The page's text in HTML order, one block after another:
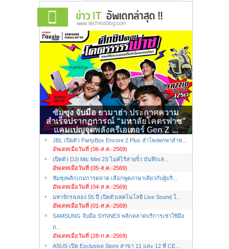
ซัมซุง จับมือ ยามาฮ่า ประกาศความ
สำเร็จปรากฏการณ์ “มหาลัยโคตรฟาซ”
แคมเปญจุดพลังครีเอเตอร์ Gen Z ...
JBL เปิดตัว PartyBox Encore 2 Plus ลำโพงพกพาสำห...
อัพเดทเมื่อวันที่ (06-ส.ค.-2569)
เปิดตัว DJI Mic Mini 2S ไมค์ไร้สายจิ๋ว บันทึกเส...
อัพเดทเมื่อวันที่ (05-ส.ค.-2569)
ซัมซุงพลิกเกมการตลาด เลือกพูดภาษาเดียวกับผู้บริ...
อัพเดทเมื่อวันที่ (04-ส.ค.-2569)
มหาจักรฉลอง 55 ปี เปิดตัวเทคโนโลยี Live Sound ใ...
อัพเดทเมื่อวันที่ (01-ส.ค.-2569)
SAMSUNG จับมือ SYNNEX พลิกตลาดบริการเช่าใช้มือ
ถ...
อัพเดทเมื่อวันที่ (28-ก.ค.-2569)
ASUS เปิด Exclusive Store สาขา 11 และ 12 ที่ CE...